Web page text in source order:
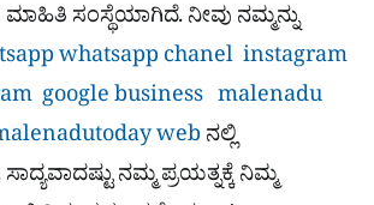
ಸಂಸ್ಥೆಯಾಗಿದೆ. ನೀವು ನಮ್ಮನ್ನು
whatsapp chanel instagram
google business malenadu
web ನಲ್ಲಿ
ನಮ್ಮ ಪ್ರಯತ್ನಕ್ಕೆ ನಿಮ್ಮ